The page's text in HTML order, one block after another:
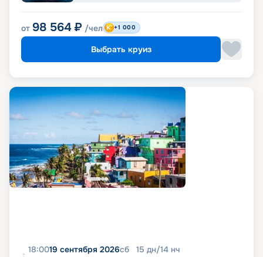
от 98 564 ₽ /чел +1 000
Выбрать круиз
18:0019 сентября 2026сб 15 дн/14 нч